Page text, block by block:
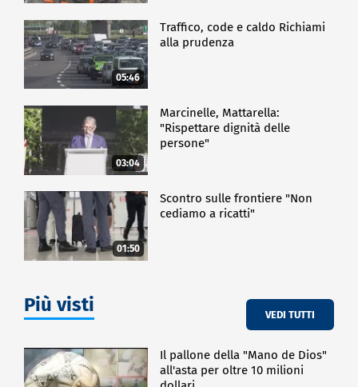
05:46
Traffico, code e caldo Richiami
alla prudenza
03:04
Marcinelle, Mattarella:
"Rispettare dignità delle
persone"
01:50
Scontro sulle frontiere "Non
cediamo a ricatti"
Più visti VEDI TUTTI
Il pallone della "Mano de Dios"
all'asta per oltre 10 milioni